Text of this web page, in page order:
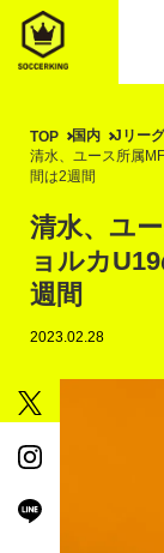
TOP 国内
Jリーグ
清水、ユース所属
間は2週間
清水、ユ
ョルカ
週間
2023.02.28